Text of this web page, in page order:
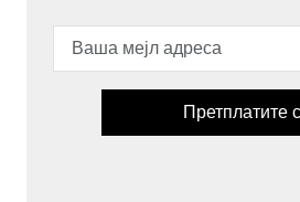
Претплатите